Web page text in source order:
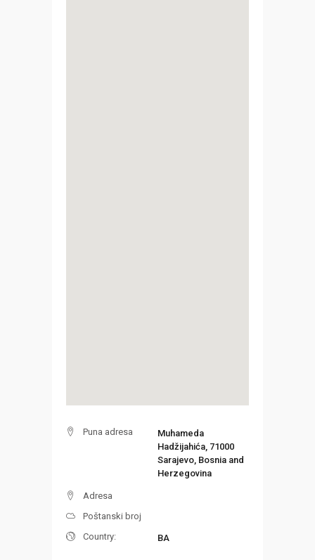
Puna adresa
Muhameda
Hadžijahića, 71000
Sarajevo, Bosnia and
Herzegovina
Adresa
Poštanski broj
Country:
BA